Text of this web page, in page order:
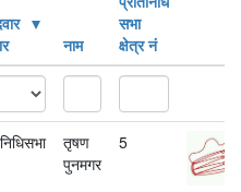
नाम
सभा
क्षेत्र नं
तृषण
पुनमगर
5